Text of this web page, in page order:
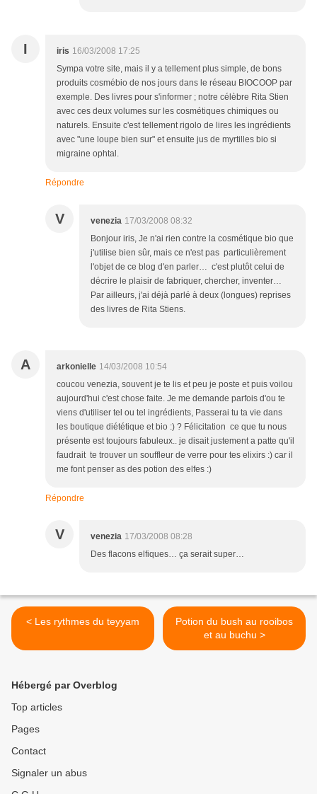
I iris 16/03/2008 17:25
Sympa votre site, mais il y a tellement plus simple, de bons
produits cosmébio de nos jours dans le réseau BIOCOOP par
exemple. Des livres pour s'informer ; notre célèbre Rita Stien
avec ces deux volumes sur les cosmétiques chimiques ou
naturels. Ensuite c'est tellement rigolo de lires les ingrédients
avec "une loupe bien sur" et ensuite jus de myrtilles bio si
migraine ophtal.
Répondre
V venezia 17/03/2008 08:32
Bonjour iris, Je n'ai rien contre la cosmétique bio que
j'utilise bien sûr, mais ce n'est pas particulièrement
l'objet de ce blog d'en parler… c'est plutôt celui de
décrire le plaisir de fabriquer, chercher, inventer…
Par ailleurs, j'ai déjà parlé à deux (longues) reprises
des livres de Rita Stiens.
A arkonielle 14/03/2008 10:54
coucou venezia, souvent je te lis et peu je poste et puis voilou
aujourd'hui c'est chose faite. Je me demande parfois d'ou te
viens d'utiliser tel ou tel ingrédients, Passerai tu ta vie dans
les boutique diététique et bio :) ? Félicitation ce que tu nous
présente est toujours fabuleux.. je disait justement a patte qu'il
faudrait te trouver un souffleur de verre pour tes elixirs :) car il
me font penser as des potion des elfes :)
Répondre
V venezia 17/03/2008 08:28
Des flacons elfiques… ça serait super…
< Les rythmes du teyyam
Potion du bush au rooibos
et au buchu >
Hébergé par Overblog
Top articles
Pages
Contact
Signaler un abus